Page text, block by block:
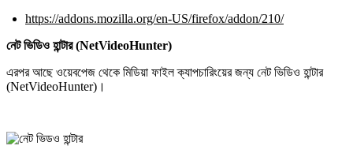
https://addons.mozilla.org/en-US/firefox/addon/210/
নেট ভিডিও হান্টার (NetVideoHunter)
এরপর আছে ওয়েবপেজ থেকে মিডিয়া ফাইল ক্যাপচারিংয়ের জন্য নেট ভিডিও হান্টার
(NetVideoHunter)।